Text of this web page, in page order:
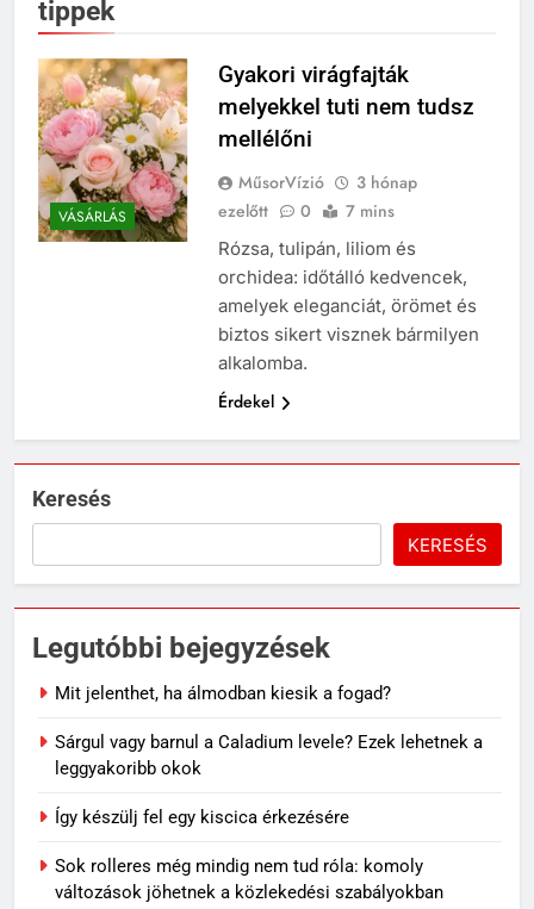
tippek
VÁSÁRLÁS
Gyakori virágfajták
melyekkel tuti nem tudsz
mellélőni
MűsorVízió
3 hónap
ezelőtt
0 7 mins
Rózsa, tulipán, liliom és
orchidea: időtálló kedvencek,
amelyek eleganciát, örömet és
biztos sikert visznek bármilyen
alkalomba.
Érdekel
Keresés
KERESÉS
Legutóbbi bejegyzések
Mit jelenthet, ha álmodban kiesik a fogad?
Sárgul vagy barnul a Caladium levele? Ezek lehetnek a
leggyakoribb okok
Így készülj fel egy kiscica érkezésére
Sok rolleres még mindig nem tud róla: komoly
változások jöhetnek a közlekedési szabályokban